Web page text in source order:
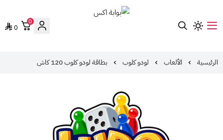
0
0
الرئيسية الألعاب لودو كلوب بطاقة لودو كلوب 120 كاش